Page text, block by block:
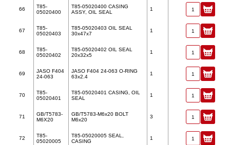
66
T85-
05020400
T85-05020400 CASING
ASSY, OIL SEAL
1
67
T85-
05020403
T85-05020403 OIL SEAL
30x47x7
1
68
T85-
05020402
T85-05020402 OIL SEAL
20x32x5
1
69
JASO F404
24-063
JASO F404 24-063 O-RING
63x2.4
1
70
T85-
05020401
T85-05020401 CASING, OIL
SEAL
1
71
GB/T5783-
M6X20
GB/T5783-M6x20 BOLT
M6x20
3
72
T85-
05020005
T85-05020005 SEAL,
CASING
1